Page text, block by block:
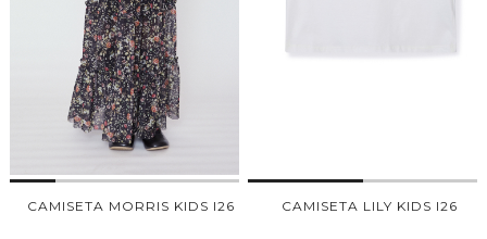
CAMISETA MORRIS KIDS I26 CAMISETA LILY KIDS I26